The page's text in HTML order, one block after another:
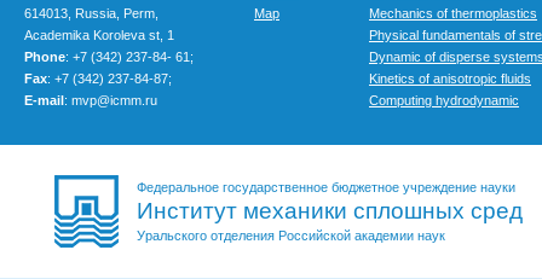
614013, Russia, Perm,
Academika Koroleva st, 1
Phone: +7 (342) 237-84- 61;
Fax: +7 (342) 237-84-87;
E-mail: mvp@icmm.ru
Map
Mechanics of thermoplastics
Physical fundamentals of
Dynamic of disperse
Kinetics of anisotropic fluids
Computing hydrodynamic
Федеральное государственное бюджетное учреждение науки
Институт механики сплошных сред
Уральского отделения Российской академии наук